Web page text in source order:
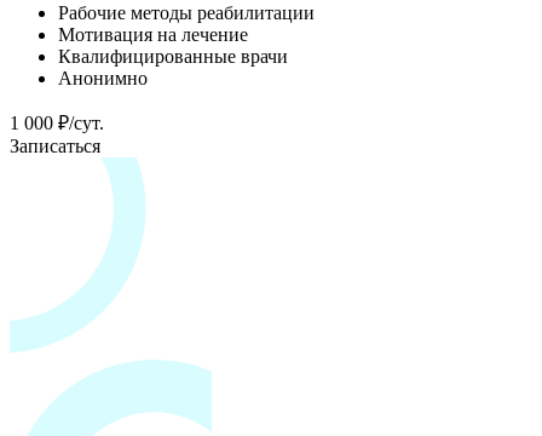
Рабочие методы реабилитации
Мотивация на лечение
Квалифицированные врачи
Анонимно
1 000 ₽/сут.
Записаться